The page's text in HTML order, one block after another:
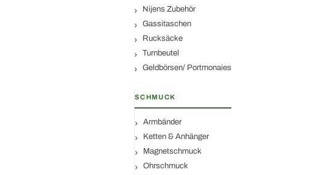
Nijens Zubehör
Gassitaschen
Rucksäcke
Turnbeutel
Geldbörsen/ Portmonaies
SCHMUCK
Armbänder
Ketten & Anhänger
Magnetschmuck
Ohrschmuck